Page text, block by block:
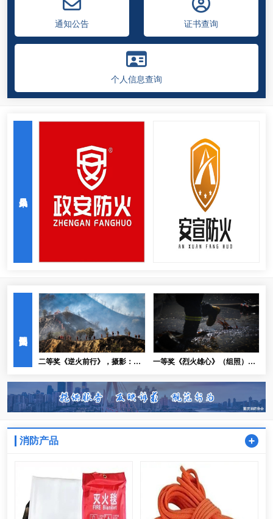
重庆锦煌智能控制工程有限公司
重庆尔安机电设备工程有限公司
重庆信达可恩集团有限公司
重庆卫民防火知识宣传培训有限责任公司
通知公告 证书查询
个人信息查询
二等奖《逆火前行》，摄影：李
一等奖《烈火雄心》（组照），
消防产品